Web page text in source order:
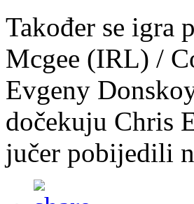
Također se igra
Mcgee (IRL) /
Evgeny
dočekuju Chris
jučer pobijedili